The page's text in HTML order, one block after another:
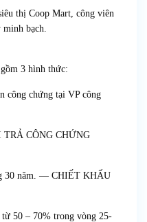
thị Coop Mart, công viên
bạch.
3 hình thức:
công chứng tại VP công
CÔNG CHỨNG
30 năm. — CHIẾT KHẤU
50 – 70% trong vòng 25-